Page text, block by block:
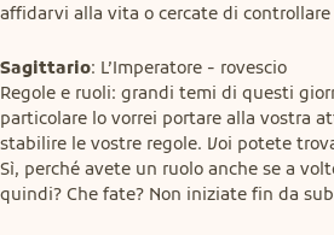
affidarvi alla vita o cercate di controllare
Sagittario: L’Imperatore - rovescio
Regole e ruoli: grandi temi di questi
particolare lo vorrei portare alla vostra
stabilire le vostre regole. Voi potete
Sì, perché avete un ruolo anche se a
quindi? Che fate? Non iniziate fin da